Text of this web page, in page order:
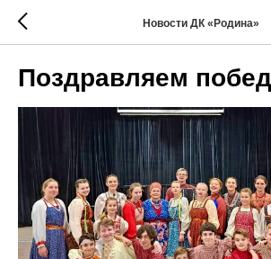
Новости ДК «Родина»
Поздравляем